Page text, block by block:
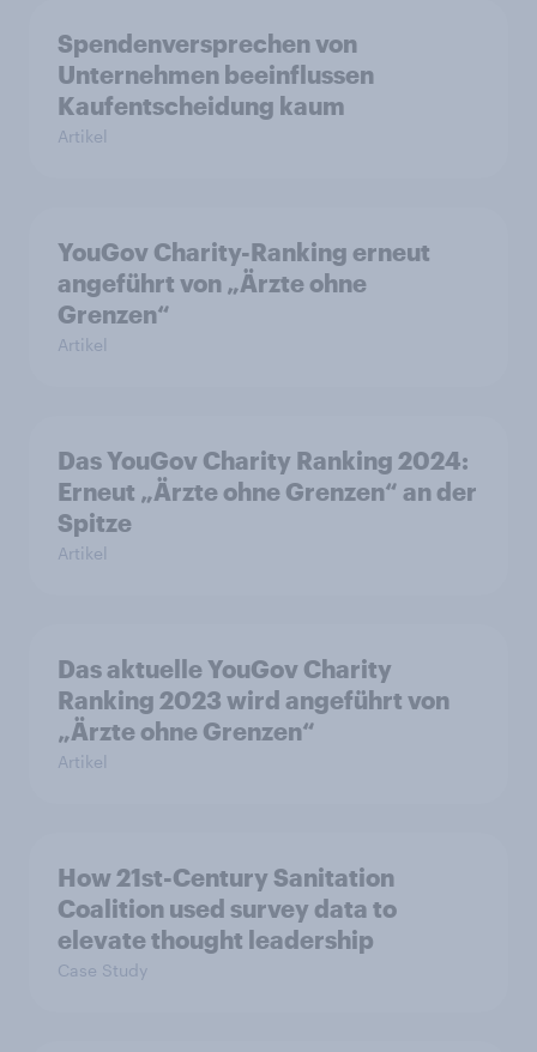
Spendenversprechen von
Unternehmen beeinflussen
Kaufentscheidung kaum
Artikel
YouGov Charity-Ranking erneut
angeführt von „Ärzte ohne
Grenzen“
Artikel
Das YouGov Charity Ranking 2024:
Erneut „Ärzte ohne Grenzen“ an der
Spitze
Artikel
Das aktuelle YouGov Charity
Ranking 2023 wird angeführt von
„Ärzte ohne Grenzen“
Artikel
How 21st-Century Sanitation
Coalition used survey data to
elevate thought leadership
Case Study